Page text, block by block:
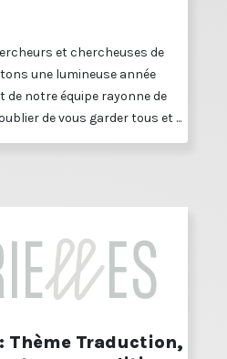
et chercheuses de
une lumineuse année
de notre équipe rayonne de
de vous garder tous et ...
Thème Traduction,